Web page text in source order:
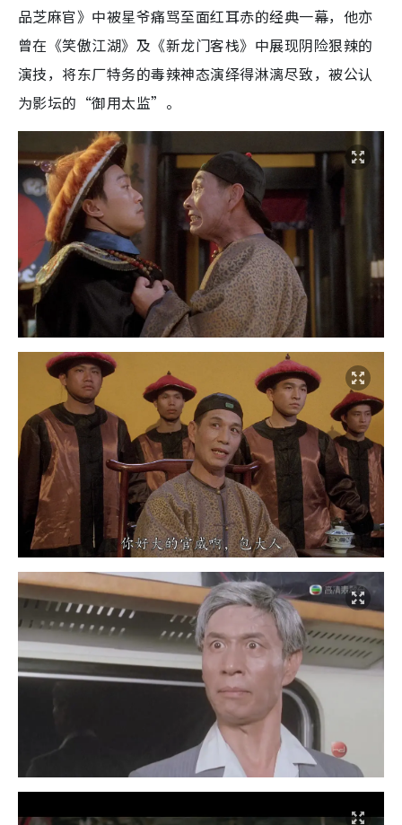
品芝麻官》中被星爷痛骂至面红耳赤的经典一幕，他亦
曾在《笑傲江湖》及《新龙门客栈》中展现阴险狠辣的
演技，将东厂特务的毒辣神态演绎得淋漓尽致，被公认
为影坛的“御用太监”。